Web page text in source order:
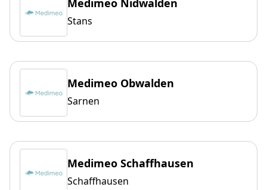
Medimeo Nidwalden
Stans
Medimeo Obwalden
Sarnen
Medimeo Schaffhausen
Schaffhausen